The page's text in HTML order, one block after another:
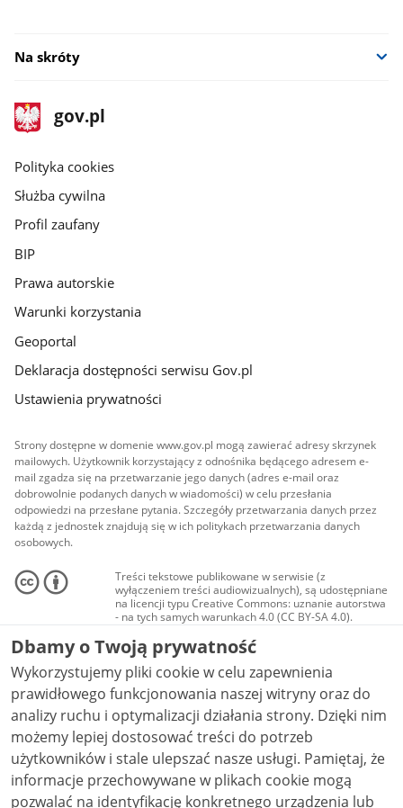
Na skróty
stopka
gov.pl
Strona
gov.pl
gov.pl
Polityka cookies
Służba cywilna
Profil zaufany
BIP
Prawa autorskie
Warunki korzystania
Geoportal
Deklaracja dostępności serwisu Gov.pl
Ustawienia prywatności
Strony dostępne w domenie www.gov.pl mogą zawierać adresy skrzynek
mailowych. Użytkownik korzystający z odnośnika będącego adresem e-
mail zgadza się na przetwarzanie jego danych (adres e-mail oraz
dobrowolnie podanych danych w wiadomości) w celu przesłania
odpowiedzi na przesłane pytania. Szczegóły przetwarzania danych przez
każdą z jednostek znajdują się w ich politykach przetwarzania danych
osobowych.
Treści tekstowe publikowane w serwisie (z
wyłączeniem treści audiowizualnych), są udostępniane
na licencji typu Creative Commons: uznanie autorstwa
- na tych samych warunkach 4.0 (CC BY-SA 4.0).
Materiały audiowizualne, w tym zdjęcia, materiały
audio i wideo, są udostępniane na licencji typu
Creative Commons: uznanie autorstwa użycie
niekomercyjne - bez utworów zależnych 4.0 (CC BY-
NC-ND 4.0), o ile nie jest to stwierdzone inaczej.
Dbamy o Twoją prywatność
Wykorzystujemy pliki cookie w celu zapewnienia
prawidłowego funkcjonowania naszej witryny oraz do
analizy ruchu i optymalizacji działania strony. Dzięki nim
możemy lepiej dostosować treści do potrzeb
użytkowników i stale ulepszać nasze usługi. Pamiętaj, że
informacje przechowywane w plikach cookie mogą
pozwalać na identyfikację konkretnego urządzenia lub